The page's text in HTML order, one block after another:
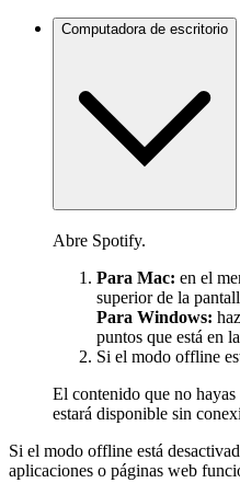
Computadora de escritorio
Abre Spotify.
Para Mac: en el
superior de la
Para Windows:
puntos que está en
Si el modo offline
El contenido que no hayas
estará disponible sin
Si el modo offline está
aplicaciones o páginas web